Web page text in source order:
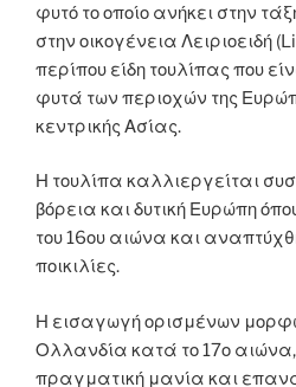
φυτό το οποίο ανήκει στην
στην οικογένεια Λειριοειδή
περίπου είδη τουλίπας που
φυτά των περιοχών της
κεντρικής Ασίας.
Η τουλίπα καλλιεργείται
βόρεια και δυτική Ευρώπη
του 16ου αιώνα και
ποικιλίες.
Η εισαγωγή ορισμένων
Ολλανδία κατά το 17ο
πραγματική μανία και